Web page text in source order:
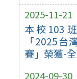
2025-11-21
本校103
「2025台
賽」榮獲-
2024-09-30